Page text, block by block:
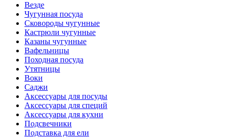
Везде
Чугунная посуда
Сковороды чугунные
Кастрюли чугунные
Казаны чугунные
Вафельницы
Походная посуда
Утятницы
Bоки
Саджи
Аксессуары для посуды
Аксессуары для специй
Аксессуары для кухни
Подсвечники
Подставка для ели